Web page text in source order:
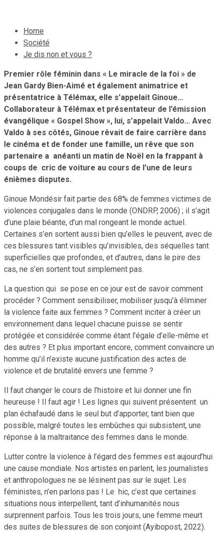
Home
Société
Je dis non et vous ?
Premier rôle féminin dans « Le miracle de la foi » de
Jean Gardy Bien-Aimé et également animatrice et
présentatrice à Télémax, elle s’appelait Ginoue…
Collaborateur à Télémax et présentateur de l’émission
évangélique « Gospel Show », lui, s’appelait Valdo… Avec
Valdo à ses côtés, Ginoue rêvait de faire carrière dans
le cinéma et de fonder une famille, un rêve que son
partenaire a anéanti un matin de Noël en la frappant à
coups de cric de voiture au cours de l’une de leurs
énièmes disputes.
Ginoue Mondésir fait partie des 68% de femmes victimes de
violences conjugales dans le monde (ONDRP, 2006) ; il s’agit
d’une plaie béante, d’un mal rongeant le monde actuel.
Certaines s’en sortent aussi bien qu’elles le peuvent, avec de
ces blessures tant visibles qu’invisibles, des séquelles tant
superficielles que profondes, et d’autres, dans le pire des
cas, ne s’en sortent tout simplement pas.
La question qui se pose en ce jour est de savoir comment
procéder ? Comment sensibiliser, mobiliser jusqu’à éliminer
la violence faite aux femmes ? Comment inciter à créer un
environnement dans lequel chacune puisse se sentir
protégée et considérée comme étant l’égale d’elle-même et
des autres ? Et plus important encore, comment convaincre un
homme qu’il n’existe aucune justification des actes de
violence et de brutalité envers une femme ?
Il faut changer le cours de l’histoire et lui donner une fin
heureuse ! Il faut agir ! Les lignes qui suivent présentent un
plan échafaudé dans le seul but d’apporter, tant bien que
possible, malgré toutes les embûches qui subsistent, une
réponse à la maltraitance des femmes dans le monde.
Lutter contre la violence à l’égard des femmes est aujourd’hui
une cause mondiale. Nos artistes en parlent, les journalistes
et anthropologues ne se lésinent pas sur le sujet. Les
féministes, n’en parlons pas ! Le hic, c’est que certaines
situations nous interpellent, tant d’inhumanités nous
surprennent parfois. Tous les trois jours, une femme meurt
des suites de blessures de son conjoint (Ayibopost, 2022).